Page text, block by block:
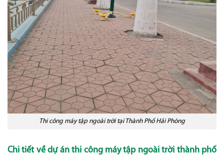
Thi công máy tập ngoài trời tại Thành Phố Hải Phòng
Chi tiết về dự án thi công máy tập ngoài trời thành phố